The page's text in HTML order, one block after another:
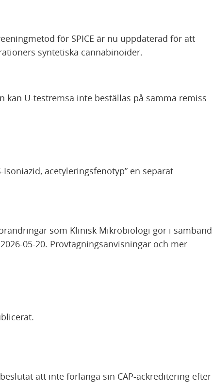
för SPICE är nu uppdaterad för att
syntetiska cannabinoider.
kan U-testremsa inte beställas på samma remiss
Isoniazid, acetyleringsfenotyp” en separat
som Klinisk Mikrobiologi gör i samband
05-20. Provtagningsanvisningar och mer
att inte förlänga sin CAP-ackreditering efter